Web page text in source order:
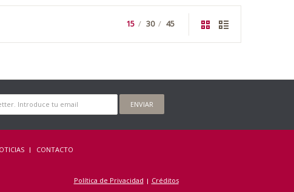
15 30 45
ENVIAR
CONTACTO
Política de Privacidad Créditos